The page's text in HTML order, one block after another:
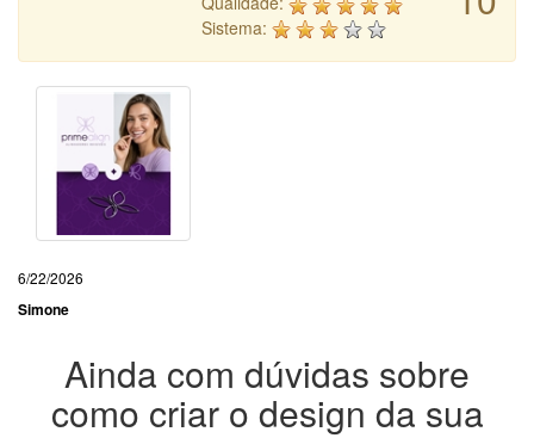
Sistema:
6/22/2026
Simone
Ainda com dúvidas sobre
como criar o design da sua